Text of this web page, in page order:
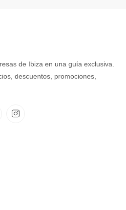
de Ibiza en una guía exclusiva.
descuentos, promociones,